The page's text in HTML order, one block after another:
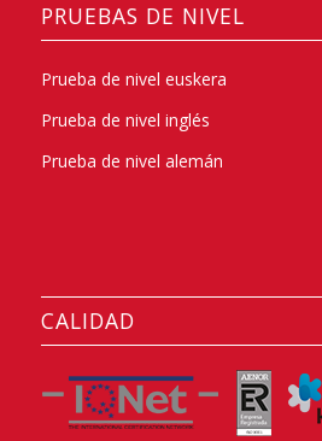
PRUEBAS DE NIVEL
Prueba de nivel euskera
Prueba de nivel inglés
Prueba de nivel alemán
CALIDAD